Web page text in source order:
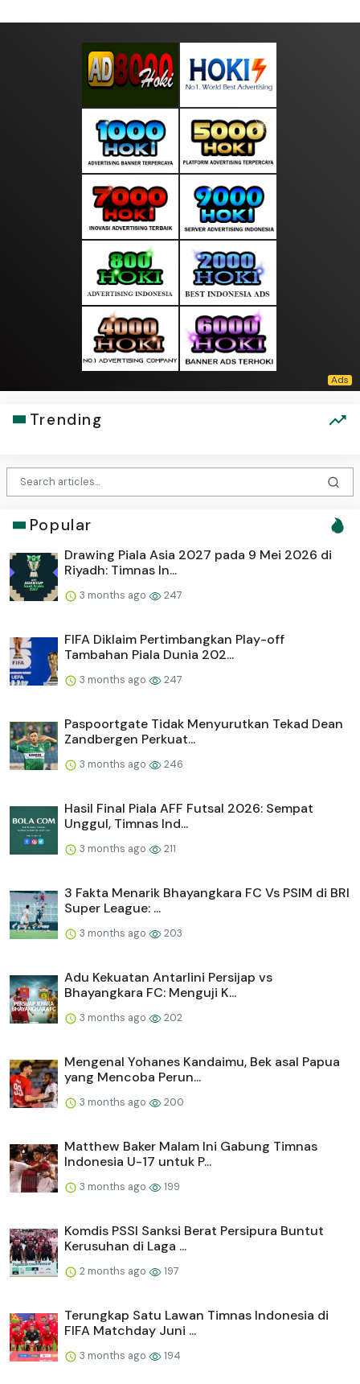
Trending
Popular
Drawing Piala Asia 2027 pada 9 Mei 2026 di
Riyadh: Timnas In...
3 months ago 247
FIFA Diklaim Pertimbangkan Play-off
Tambahan Piala Dunia 202...
3 months ago 247
Paspoortgate Tidak Menyurutkan Tekad Dean
Zandbergen Perkuat...
3 months ago 246
Hasil Final Piala AFF Futsal 2026: Sempat
Unggul, Timnas Ind...
3 months ago 211
3 Fakta Menarik Bhayangkara FC Vs PSIM di BRI
Super League: ...
3 months ago 203
Adu Kekuatan Antarlini Persijap vs
Bhayangkara FC: Menguji K...
3 months ago 202
Mengenal Yohanes Kandaimu, Bek asal Papua
yang Mencoba Perun...
3 months ago 200
Matthew Baker Malam Ini Gabung Timnas
Indonesia U-17 untuk P...
3 months ago 199
Komdis PSSI Sanksi Berat Persipura Buntut
Kerusuhan di Laga ...
2 months ago 197
Terungkap Satu Lawan Timnas Indonesia di
FIFA Matchday Juni ...
3 months ago 194